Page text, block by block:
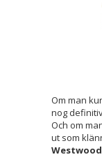
Om man
nog
Och om
ut som